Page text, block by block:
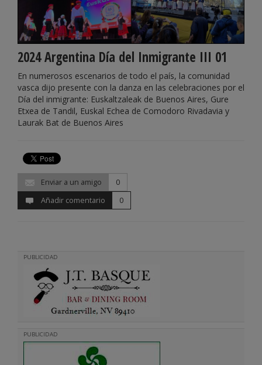
2024 Argentina Día del Inmigrante III 01
En numerosos escenarios de todo el país, la comunidad
vasca dijo presente con la danza en las celebraciones por el
Día del inmigrante: Euskaltzaleak de Buenos Aires, Gure
Etxea de Tandil, Euskal Echea de Comodoro Rivadavia y
Laurak Bat de Buenos Aires
Enviar a un amigo
0
Añadir comentario
0
PUBLICIDAD
PUBLICIDAD